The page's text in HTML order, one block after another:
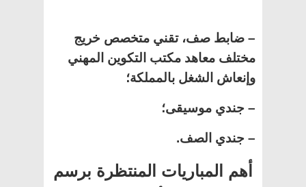
– ضابط صف، تقني متخصص خريج
مختلف معاهد مكتب التكوين المهني
وإنعاش الشغل بالمملكة؛
– جندي موسيقى؛
– جندي الصف.
أهم المباريات المنتظرة برسم